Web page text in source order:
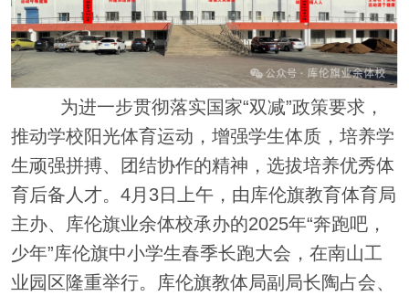
为进一步贯彻落实国家“双减”政策要求，
推动学校阳光体育运动，增强学生体质，培养学
生顽强拼搏、团结协作的精神，选拔培养优秀体
育后备人才。4月3日上午，由库伦旗教育体育局
主办、库伦旗业余体校承办的2025年“奔跑吧，
少年”库伦旗中小学生春季长跑大会，在南山工
业园区隆重举行。库伦旗教体局副局长陶占会、